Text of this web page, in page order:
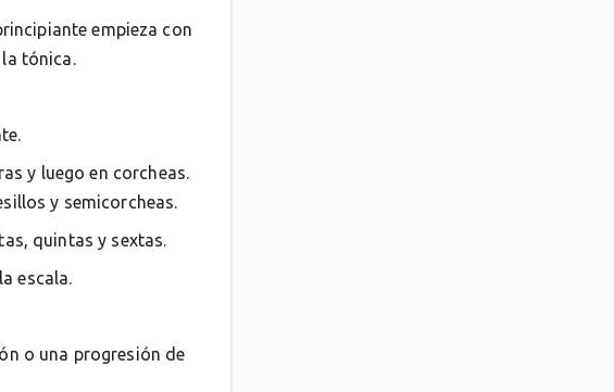
empieza con
tónica.
y luego en corcheas.
y semicorcheas.
quintas y sextas.
escala.
o una progresión de